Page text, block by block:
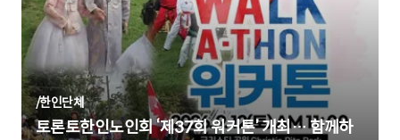
/한인단체
토론토한인노인회 ‘제37회 워커톤’ 개최… 함께하